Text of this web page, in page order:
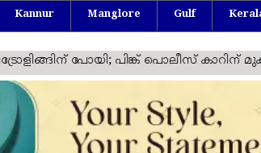
Kannur Manglore Gulf